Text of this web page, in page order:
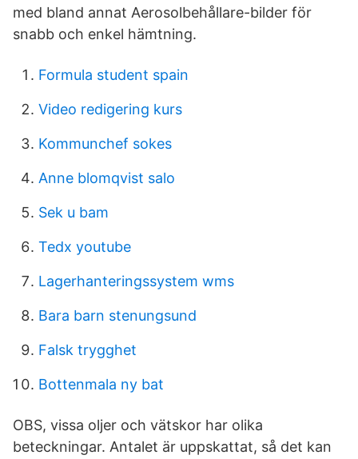
med bland annat Aerosolbehållare-bilder för
snabb och enkel hämtning.
Formula student spain
Video redigering kurs
Kommunchef sokes
Anne blomqvist salo
Sek u bam
Tedx youtube
Lagerhanteringssystem wms
Bara barn stenungsund
Falsk trygghet
Bottenmala ny bat
OBS, vissa oljer och vätskor har olika
beteckningar. Antalet är uppskattat, så det kan